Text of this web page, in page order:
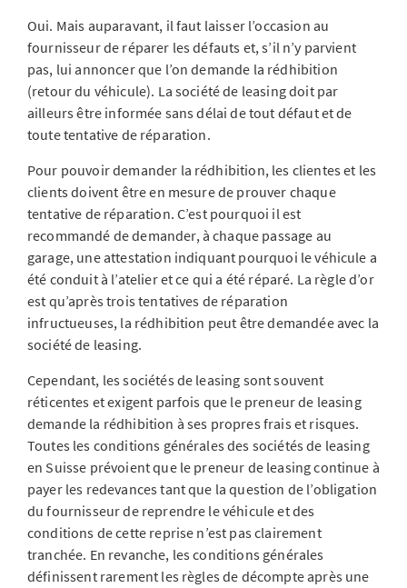
Oui. Mais auparavant, il faut laisser l’occasion au
fournisseur de réparer les défauts et, s’il n’y parvient
pas, lui annoncer que l’on demande la rédhibition
(retour du véhicule). La société de leasing doit par
ailleurs être informée sans délai de tout défaut et de
toute tentative de réparation.
Pour pouvoir demander la rédhibition, les clientes et les
clients doivent être en mesure de prouver chaque
tentative de réparation. C’est pourquoi il est
recommandé de demander, à chaque passage au
garage, une attestation indiquant pourquoi le véhicule a
été conduit à l’atelier et ce qui a été réparé. La règle d’or
est qu’après trois tentatives de réparation
infructueuses, la rédhibition peut être demandée avec la
société de leasing.
Cependant, les sociétés de leasing sont souvent
réticentes et exigent parfois que le preneur de leasing
demande la rédhibition à ses propres frais et risques.
Toutes les conditions générales des sociétés de leasing
en Suisse prévoient que le preneur de leasing continue à
payer les redevances tant que la question de l’obligation
du fournisseur de reprendre le véhicule et des
conditions de cette reprise n’est pas clairement
tranchée. En revanche, les conditions générales
définissent rarement les règles de décompte après une